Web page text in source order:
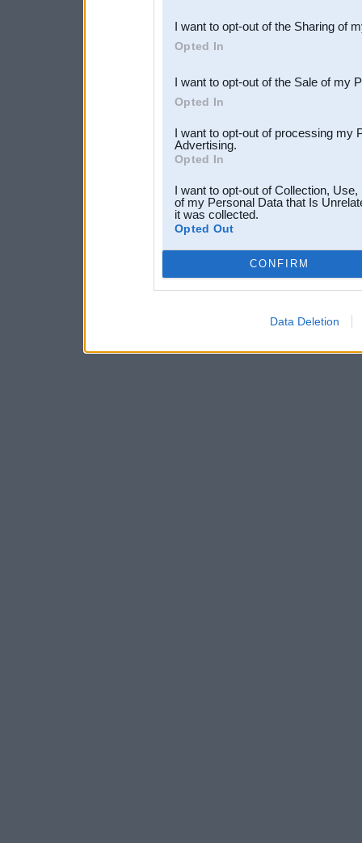
Downstream Participants
third parties.
I want to opt-out of the Sharing of
Opted In
I want to opt-out of the Sale of my
Opted In
I want to opt-out of processing my
Advertising.
Opted In
I want to opt-out of Collection,
of my Personal Data that Is
it was collected.
Opted Out
CONFIRM
Data Deletion